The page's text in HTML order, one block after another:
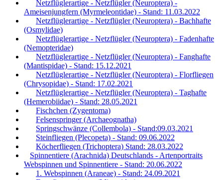
Netzflüglerartige - Netzflügler (Neuroptera) -
Ameisenjungfern (Myrmeleontidae) - Stand: 11.03.2022
Netzflüglerartige - Netzflügler (Neuroptera) - Bachhafte
(Osmylidae)
Netzflüglerartige - Netzflügler (Neuroptera) - Fadenhafte
(Nemopteridae)
Netzflüglerartige - Netzflügler (Neuroptera) - Fanghafte
(Mantispidae) - Stand: 15.12.2021
Netzflüglerartige - Netzflügler (Neuroptera) - Florfliegen
(Chrysopidae) - Stand: 17.02.2021
Netzflüglerartige - Netzflügler (Neuroptera) - Taghafte
(Hemerobiidae) - Stand: 28.05.2021
Fischchen (Zygentoma)
Felsenspringer (Archaeognatha)
Springschwänze (Collembola) - Stand:09.03.2021
Steinfliegen (Plecopeta) - Stand: 09.06.2022
Köcherfliegen (Trichoptera) Stand: 28.03.2022
Spinnentiere (Arachnida) Deutschlands - Artenportraits
Webspinnen und Spinnentiere - Stand: 20.06.2022
1. Webspinnen (Araneae) - Stand: 24.09.2021